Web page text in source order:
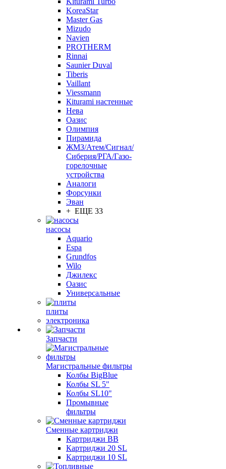
KoreaStar
Master Gas
Mizudo
Navien
PROTHERM
Rinnai
Saunier Duval
Tiberis
Vaillant
Viessmann
Кiturami настенные
Нева
Оазис
Олимпия
Пирамида
ЖМЗ/Атем/Сигнал/
Сиберия/РГА/Газо-
горелочные
устройства
Aналоги
Форсунки
Эван
+ ЕЩЕ 33
насосы
Aquario
Espa
Grundfos
Wilo
Джилекс
Оазис
Универсальные
плиты
электроника
Запчасти
Магистральные фильтры
Колбы BigBlue
Колбы SL 5"
Колбы SL10"
Промывные
фильтры
Сменные картриджи
Картриджи BB
Картриджи 20 SL
Картриджи 10 SL